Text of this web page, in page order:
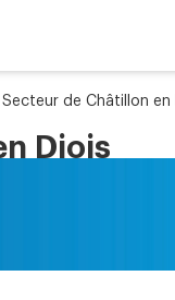
: Secteur de Châtillon en
Diois